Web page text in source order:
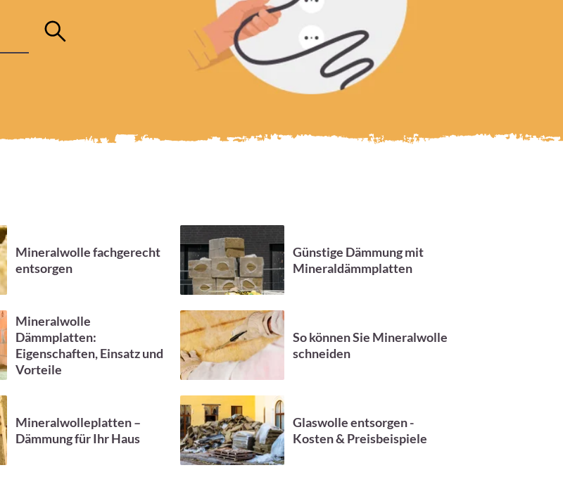
Mineralwolle fachgerecht
entsorgen
Günstige Dämmung mit
Mineraldämmplatten
Mineralwolle
Dämmplatten:
Eigenschaften, Einsatz und
Vorteile
So können Sie Mineralwolle
schneiden
Mineralwolleplatten –
Dämmung für Ihr Haus
Glaswolle entsorgen -
Kosten & Preisbeispiele